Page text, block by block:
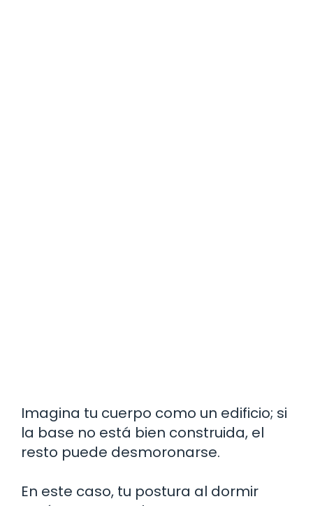
Imagina tu cuerpo como un edificio; si
la base no está bien construida, el
resto puede desmoronarse.
En este caso, tu postura al dormir